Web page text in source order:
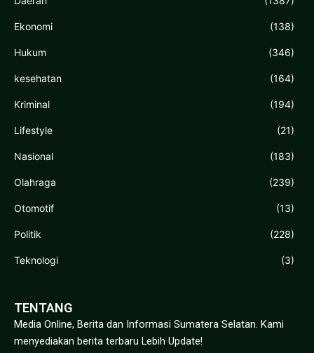
Ekonomi (138)
Hukum (346)
kesehatan (164)
Kriminal (194)
Lifestyle (21)
Nasional (183)
Olahraga (239)
Otomotif (13)
Politik (228)
Teknologi (3)
TENTANG
Media Online, Berita dan Informasi Sumatera Selatan. Kami
menyediakan berita terbaru Lebih Update!